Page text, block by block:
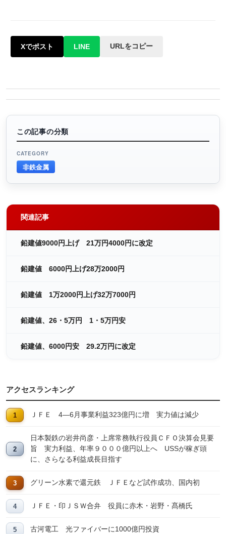
Xでポスト LINE URLをコピー
この記事の分類
CATEGORY
非鉄金属
関連記事
鉛建値9000円上げ 21万円4000円に改定
鉛建値 6000円上げ28万2000円
鉛建値 1万2000円上げ32万7000円
鉛建値、26・5万円 1・5万円安
鉛建値、6000円安 29.2万円に改定
アクセスランキング
ＪＦＥ 4―6月事業利益323億円に増 実力値は減少
日本製鉄の岩井尚彦・上席常務執行役員ＣＦＯ決算会見要
旨 実力利益、年率９０００億円以上へ USSが稼ぎ頭
に、さらなる利益成長目指す
グリーン水素で還元鉄 ＪＦＥなど試作成功、国内初
ＪＦＥ・印ＪＳＷ合弁 役員に赤木・岩野・髙橋氏
古河電工 光ファイバーに1000億円投資